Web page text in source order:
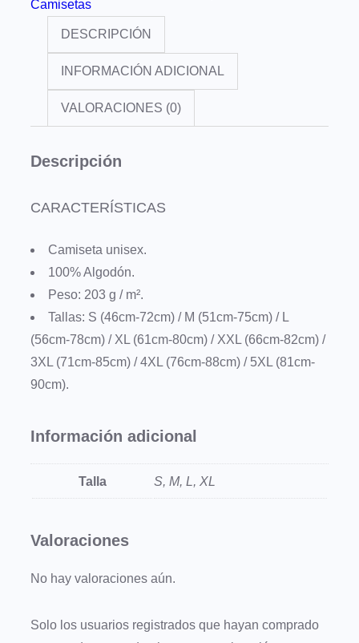
o
o
l
e
c
t
i
o
n
B
I
S
e
r
Camisetas
DESCRIPCIÓN
INFORMACIÓN ADICIONAL
VALORACIONES (0)
Descripción
CARACTERÍSTICAS
Camiseta unisex.
100% Algodón.
Peso: 203 g / m².
Tallas: S (46cm-72cm) / M (51cm-75cm) / L
(56cm-78cm) / XL (61cm-80cm) / XXL (66cm-82cm) /
3XL (71cm-85cm) / 4XL (76cm-88cm) / 5XL (81cm-
90cm).
Información adicional
Talla S, M, L, XL
Valoraciones
No hay valoraciones aún.
Solo los usuarios registrados que hayan comprado